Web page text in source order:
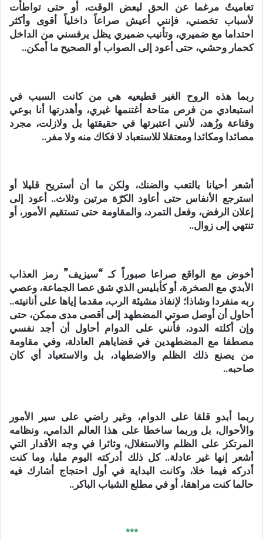
تعاميتُ مرغما عن الحق لبعض الوقت، أو حتى تواطأت
لأسباب تخصني، فإنني أعيش صراعاً داخلياً أقوى وأكثر
احتداما مع ضميري، وتأنيب ضميري يظل يرفسني من الداخل
كحمار وحشي، حتى أعود إلى الصواب أو الصحيح ما أمكن..
ربما هذه الروح الغير قطيعيه هي من كانت السبب في
استبعادي من فرص متاحة أغتنمها غيري، وأهدرتها أنا بوعي
وقناعة وزُهد، لأنني اعتبرتها في حقيقتها بل ولازلت، مجرد
مصائدا ومكائدا ومعتقلا للاستعباد لا فكاك منه ولا مفر..
أشعر أحيانا بالتعب والضنك، ولكن ما أن أستريح قليلا أو
استرجع الأنفاس حتى أعاود الكرّة مرتين وثلاث.. أعود إلى
إعلان الرفض، وفعل التمرد، والمقاومة حتى تستقيم الأمور، أو
تنتهي إلى زوال..
أخوض مع الواقع صراعا صبوراً كـ “سيزيف” رمز العذاب
الأبدي مع الصخرة، أو كأبليس الذي شق عصا الجماعة، وعصي
ربه منفردا وشاذا؛ لإنفاذ مشيئة الرب، مقدما إياها على أنانيته..
أحاول أن أوصل صوتي المضطهد إلى أقصى مدى ممكن، حتى
وإن أكلته الدود، فأنني على الدوام أحاول أن أجد نفسي
مصطفا مع المضطهدين في قضاياهم العادلة، وفي مقاومة
من يصنع ذلك الظلم والاضطهاد، بل والاستعباد أي كان
صاحبه..
ربما أبدو قلقا على الدوام، وغير راضي على سير الأمور
والأحوال، بل وربما ساخطا على هذا العالم الدامي، ونظامه
المرتكز على الظلم والاستغلال، وثائرا في وجه الأقدار التي
أشعر إنها غير عادلة.. كل ذلك أدركته اليوم مليا، وما كنت
أدركه فيما خلا، وكانت البداية في أول احتجاج أشارك فيه
حالما كنت مراهقا، أو في مطلع الشباب الباكر..
***